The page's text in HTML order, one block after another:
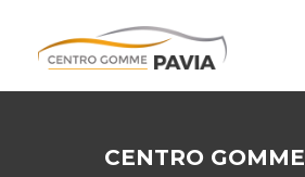
CENTRO